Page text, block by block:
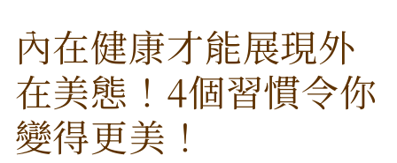
內在健康才能展現外
在美態！4個習慣令你
變得更美！